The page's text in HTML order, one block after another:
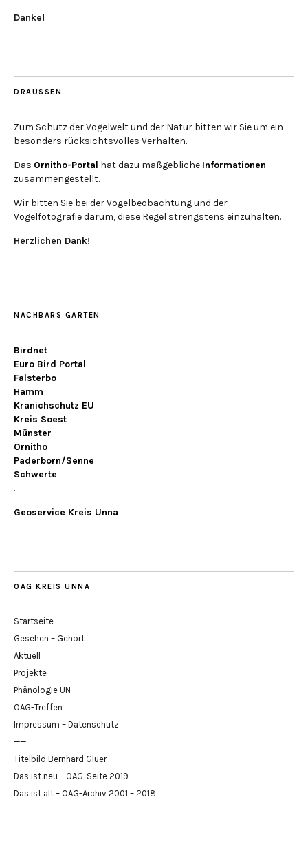
Danke!
DRAUSSEN
Zum Schutz der Vogelwelt und der Natur bitten wir Sie um ein
besonders rücksichtsvolles Verhalten.
Das Ornitho-Portal hat dazu maßgebliche Informationen
zusammengestellt.
Wir bitten Sie bei der Vogelbeobachtung und der
Vogelfotografie darum, diese Regel strengstens einzuhalten.
Herzlichen Dank!
NACHBARS GARTEN
Birdnet
Euro Bird Portal
Falsterbo
Hamm
Kranichschutz EU
Kreis Soest
Münster
Ornitho
Paderborn/Senne
Schwerte
.
Geoservice Kreis Unna
OAG KREIS UNNA
Startseite
Gesehen – Gehört
Aktuell
Projekte
Phänologie UN
OAG-Treffen
Impressum – Datenschutz
——
Titelbild Bernhard Glüer
Das ist neu – OAG-Seite 2019
Das ist alt – OAG-Archiv 2001 – 2018